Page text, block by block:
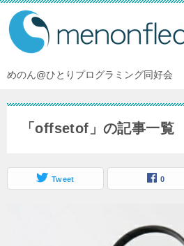
めのん@ひとりプログラミング同好会
「offsetof」の記事一覧
Tweet 0